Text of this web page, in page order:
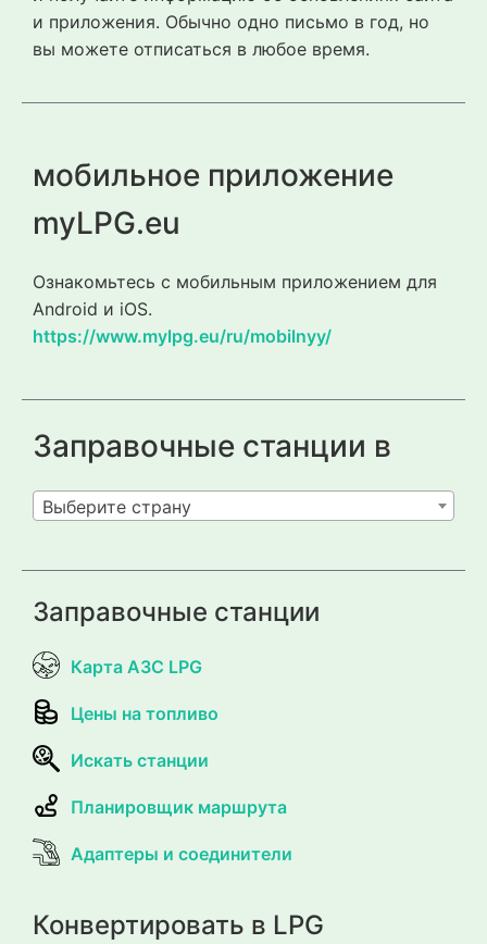
и приложения. Обычно одно письмо в год, но
вы можете отписаться в любое время.
мобильное приложение
myLPG.eu
Ознакомьтесь с мобильным приложением для
Android и iOS.
https://www.mylpg.eu/ru/mobilnyy/
Заправочные станции в
Выберите страну
Заправочные станции
Карта АЗС LPG
Цены на топливо
Искать станции
Планировщик маршрута
Адаптеры и соединители
Конвертировать в LPG